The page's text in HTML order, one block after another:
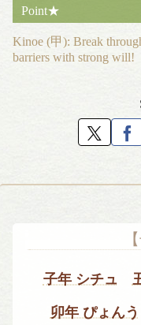
Point★
Kinoe (甲): Break
barriers with strong will!
子年 シチュ
卯年 ぴょんう